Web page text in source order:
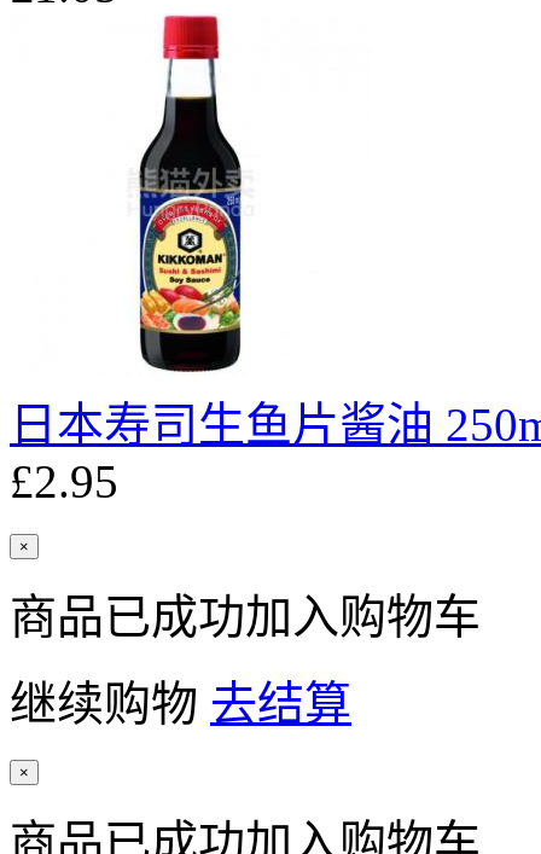
日本寿司生鱼片酱油
£2.95
×
商品已成功加入购物车
继续购物 去结算
×
商品已成功加入购物车